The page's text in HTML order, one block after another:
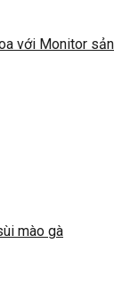
với Monitor sản
mào gà